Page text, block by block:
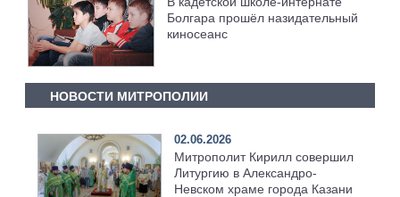
Болгара прошёл назидательный
киносеанс
НОВОСТИ МИТРОПОЛИИ
02.06.2026
Митрополит Кирилл совершил
Литургию в Александро-
Невском храме города Казани